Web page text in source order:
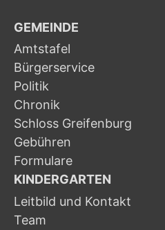
GEMEINDE
Amtstafel
Bürgerservice
Politik
Chronik
Schloss Greifenburg
Gebühren
Formulare
KINDERGARTEN
Leitbild und Kontakt
Team